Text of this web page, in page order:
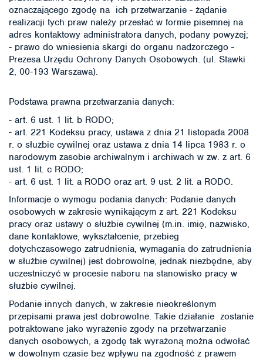
oznaczającego zgodę na ich przetwarzanie - żądanie
realizacji tych praw należy przesłać w formie pisemnej na
adres kontaktowy administratora danych, podany powyżej;
- prawo do wniesienia skargi do organu nadzorczego -
Prezesa Urzędu Ochrony Danych Osobowych. (ul. Stawki
2, 00-193 Warszawa).
Podstawa prawna przetwarzania danych:
- art. 6 ust. 1 lit. b RODO;
- art. 221 Kodeksu pracy, ustawa z dnia 21 listopada 2008
r. o służbie cywilnej oraz ustawa z dnia 14 lipca 1983 r. o
narodowym zasobie archiwalnym i archiwach w zw. z art. 6
ust. 1 lit. c RODO;
- art. 6 ust. 1 lit. a RODO oraz art. 9 ust. 2 lit. a RODO.
Informacje o wymogu podania danych: Podanie danych
osobowych w zakresie wynikającym z art. 221 Kodeksu
pracy oraz ustawy o służbie cywilnej (m.in. imię, nazwisko,
dane kontaktowe, wykształcenie, przebieg
dotychczasowego zatrudnienia, wymagania do zatrudnienia
w służbie cywilnej) jest dobrowolne, jednak niezbędne, aby
uczestniczyć w procesie naboru na stanowisko pracy w
służbie cywilnej.
Podanie innych danych, w zakresie nieokreślonym
przepisami prawa jest dobrowolne. Takie działanie zostanie
potraktowane jako wyrażenie zgody na przetwarzanie
danych osobowych, a zgodę tak wyrażoną można odwołać
w dowolnym czasie bez wpływu na zgodność z prawem